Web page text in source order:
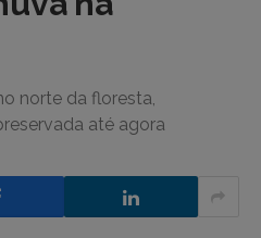
norte da floresta,
até agora